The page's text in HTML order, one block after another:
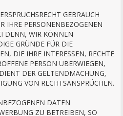
GEBRAUCH
IHRE PERSONENBEZOGENEN
DENN, WIR KÖNNEN
GRÜNDE FÜR DIE
DIE IHRE INTERESSEN, RECHTE
PERSON ÜBERWIEGEN,
DER GELTENDMACHUNG,
VON RECHTSANSPRÜCHEN.
DATEN
ZU BETREIBEN, SO